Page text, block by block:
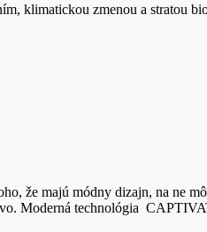
klimatickou zmenou a stratou
že majú módny dizajn, na ne
Moderná technológia